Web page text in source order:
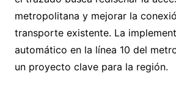
metropolitana y mejorar la
transporte existente. La
automático en la línea 10 del
un proyecto clave para la región.